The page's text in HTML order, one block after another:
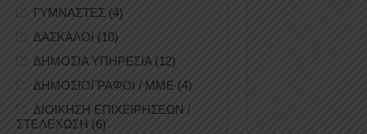
ΓΥΜΝΑΣΤΕΣ (4)
ΔΑΣΚΑΛΟΙ (10)
ΔΗΜΟΣΙΑ ΥΠΗΡΕΣΙΑ (12)
ΔΗΜΟΣΙΟΓΡΑΦΟΙ / ΜΜΕ (4)
ΔΙΟΙΚΗΣΗ ΕΠΙΧΕΙΡΗΣΕΩΝ /
ΣΤΕΛΕΧΩΣΗ (6)